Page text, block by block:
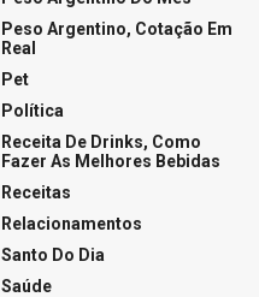
Peso Argentino, Cotação Em
Real
Pet
Política
Receita De Drinks, Como
Fazer As Melhores Bebidas
Receitas
Relacionamentos
Santo Do Dia
Saúde